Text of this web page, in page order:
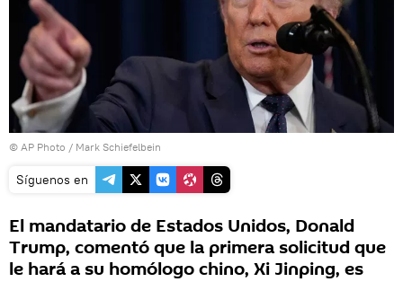
© AP Photo / Mark Schiefelbein
Síguenos en
El mandatario de Estados Unidos, Donald
Trump, comentó que la primera solicitud que
le hará a su homólogo chino, Xi Jinping, es